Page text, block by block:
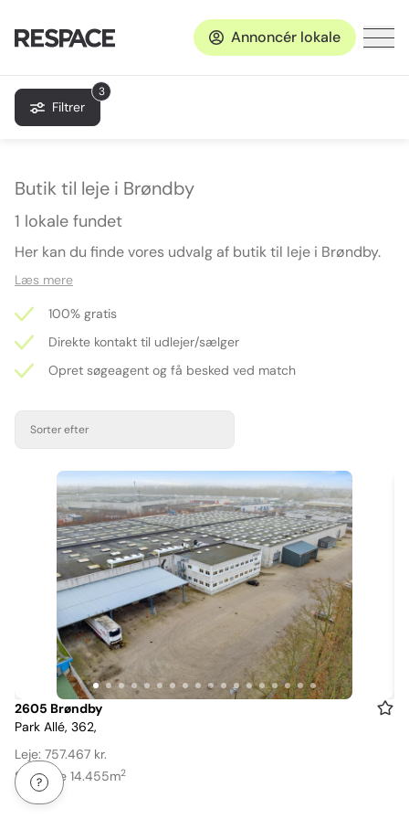
Annoncér lokale
3
Filtrer
Butik til leje i Brøndby
1 lokale fundet
Her kan du finde vores udvalg af butik til leje i Brøndby.
Læs mere
100% gratis
Direkte kontakt til udlejer/sælger
Opret søgeagent og få besked ved match
Sorter efter
Item
1
of
18
2605 Brøndby
Park Allé, 362,
Leje: 757.467 kr.
Størrelse 14.455m2